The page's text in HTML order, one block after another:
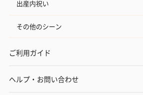
出産内祝い
その他のシーン
ご利用ガイド
ヘルプ・お問い合わせ